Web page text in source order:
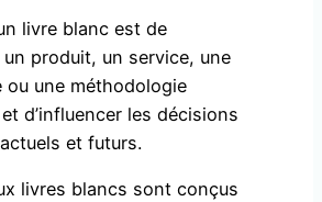
livre blanc est de
produit, un service, une
ou une méthodologie
d’influencer les décisions
et futurs.
livres blancs sont conçus